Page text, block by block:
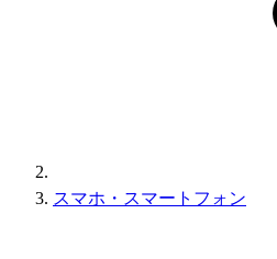
スマホ・スマートフォン